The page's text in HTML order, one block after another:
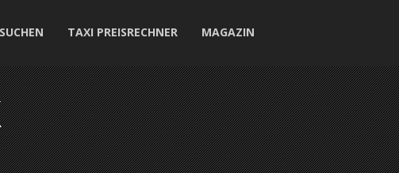
TAXI PREISRECHNER MAGAZIN